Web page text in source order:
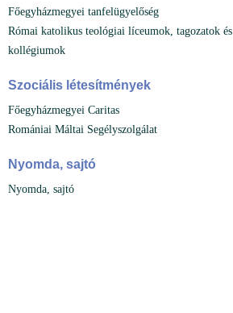
Főegyházmegyei tanfelügyelőség
Római katolikus teológiai líceumok, tagozatok és
kollégiumok
Szociális létesítmények
Főegyházmegyei Caritas
Romániai Máltai Segélyszolgálat
Nyomda, sajtó
Nyomda, sajtó